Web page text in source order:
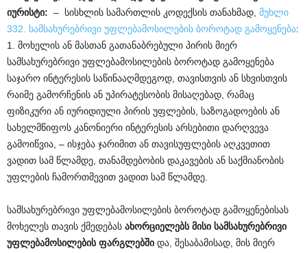
იურისტი: – სისხლის სამართლის კოდექსის თანახმად, მუხლი
332. სამსახურებრივი უფლებამოსილების ბოროტად გამოყენება:
1. მოხელის ან მასთან გათანაბრებული პირის მიერ
სამსახურებრივი უფლებამოსილების ბოროტად გამოყენება
საჯარო ინტერესის საწინააღმდეგოდ, თავისთვის ან სხვისთვის
რაიმე გამორჩენის ან უპირატესობის მისაღებად, რამაც
ფიზიკური ან იურიდიული პირის უფლების, საზოგადოების ან
სახელმწიფოს კანონიერი ინტერესის არსებითი დარღვევა
გამოიწვია, – ისჯება ჯარიმით ან თავისუფლების აღკვეთით
ვადით სამ წლამდე, თანამდებობის დაკავების ან საქმიანობის
უფლების ჩამორთმევით ვადით სამ წლამდე.
სამსახურებრივი უფლებამოსილების ბოროტად გამოყენებისას
მოხელეს თავის ქმედებას ახორციელებს მისი სამსახურებრივი
უფლებამოსილების ფარგლებში და, შესაბამისად, მის მიერ